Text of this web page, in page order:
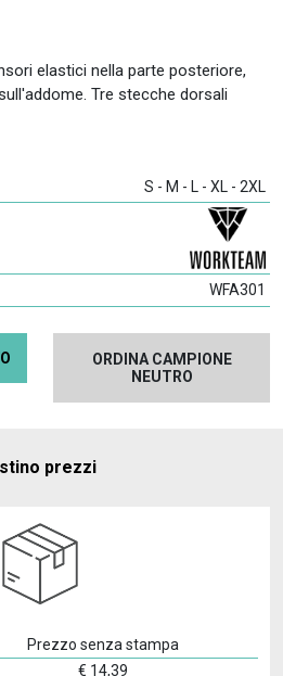
elastici nella parte posteriore,
Tre stecche dorsali
S - M - L - XL - 2XL
WFA301
ORDINA CAMPIONE
NEUTRO
prezzi
Prezzo senza stampa
€ 14,39